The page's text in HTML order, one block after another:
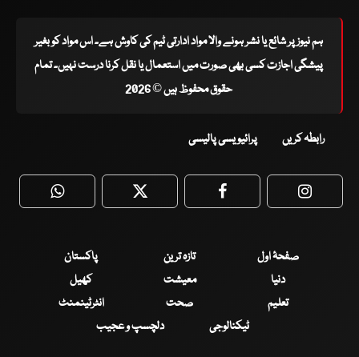
ہم نیوز پر شائع یا نشر ہونے والا مواد ادارتی ٹیم کی کاوش ہے۔ اس مواد کو بغیر
پیشگی اجازت کسی بھی صورت میں استعمال یا نقل کرنا درست نہیں۔ تمام
حقوق محفوظ ہیں © 2026
رابطہ کریں پرائیویسی پالیسی
WhatsApp Twitter Facebook
صفحۂ اول تازہ ترین
پاکستان
دنیا
معیشت
کھیل
تعلیم
صحت
انٹرٹینمنٹ
ٹیکنالوجی
دلچسپ و عجیب